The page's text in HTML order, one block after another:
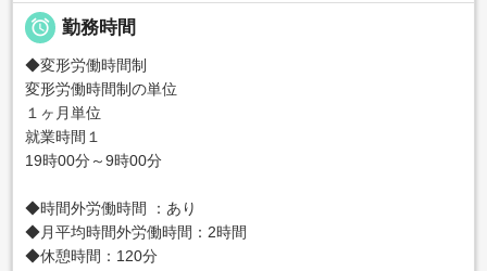
 勤務時間
◆変形労働時間制
変形労働時間制の単位
１ヶ月単位
就業時間１
19時00分～9時00分
◆時間外労働時間 ：あり
◆月平均時間外労働時間：2時間
◆休憩時間：120分